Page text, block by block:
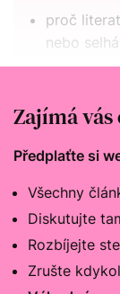
proč
nebo
Zajímá
Předplaťte si
Všechny
Diskutujte
Rozbíjejte
Zrušte